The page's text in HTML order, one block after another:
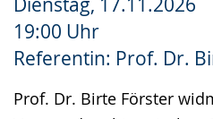
19:00 Uhr
Referentin: Prof. Dr.
Prof. Dr. Birte Förster